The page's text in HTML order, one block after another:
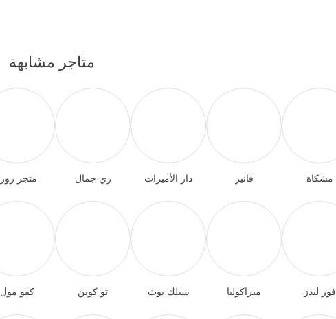
متاجر مشابهة
مشكاة ڤانير دار الأميرات زي جمال متجر زورا
فور ليدز ميراكوليا سيلك بوث تو كوين كفو مول